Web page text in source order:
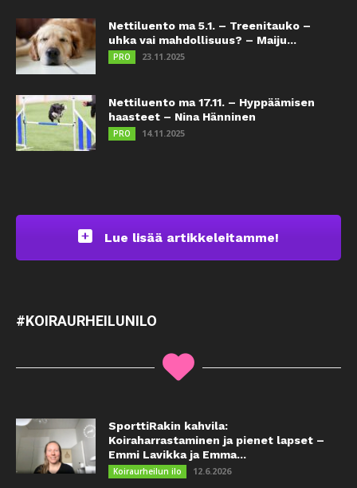
Nettiluento ma 5.1. – Treenitauko –
uhka vai mahdollisuus? – Maiju...
PRO 23.11.2025
Nettiluento ma 17.11. – Hyppäämisen
haasteet – Nina Hänninen
PRO 14.11.2025
Lue lisää artikkeleitamme!
#KOIRAURHEILUNILO
SporttiRakin kahvila:
Koiraharrastaminen ja pienet lapset –
Emmi Lavikka ja Emma...
Koiraurheilun ilo 12.6.2026